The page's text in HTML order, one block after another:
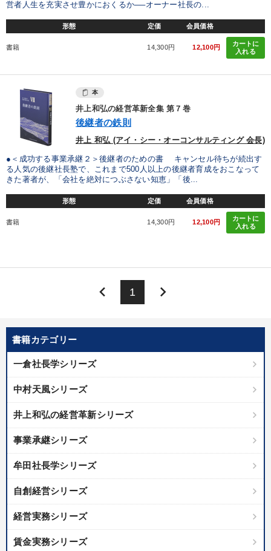
業種
IT・サービス・金融業
キーワード
会社数字を学ぶ インフレ対策・値上げ いい会社
※「更新」を押すと「テーマ」「キーワード」を更新いただけます。
「利上げ時代の最新・銀行対策」＋「不動産市況予測」＋「市場
予測と株式投資」最新刊
全国経営者セミナー収録〈売れ筋・人気〉音声＆動画20選
経済・景気・相場予測
【最新刊】時代を超える経営150の言葉＋社長のスピーチ・話材
集２タイトル
マーケティング
売上直結の営業力や販売力を獲得する
音声と動画で学ぶ
書籍カテゴリー
一倉社長学シリーズ
中村天風シリーズ
井上和弘の経営革新シリーズ
事業承継シリーズ
牟田社長学シリーズ
自創経営シリーズ
経営実務シリーズ
賃金実務シリーズ
営者人生を充実させ豊かにおくるか──オーナー社長の...
形態 定価 会員価格
書籍 14,300円 12,100円
カートに
入れる
本
井上和弘の経営革新全集 第７巻
後継者の鉄則
井上 和弘 (アイ・シー・オーコンサルティング 会長)
●＜成功する事業承継２＞後継者のための書 キャンセル待ちが続出す
る人気の後継社長塾で、これまで500人以上の後継者育成をおこなって
きた著者が、「会社を絶対につぶさない知恵」「後...
形態 定価 会員価格
書籍 14,300円 12,100円
カートに
入れる
keyboard_arrow_left 1 keyboard_arrow_right